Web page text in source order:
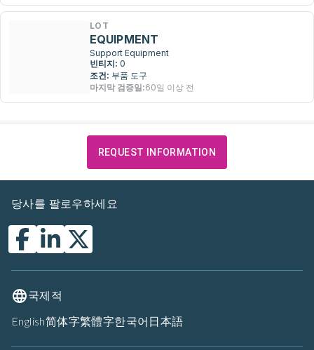
LOT
EQUIPMENT
Support Equipment
빈티지: 0
조건: 부품 도구
마지막 검증일:60일 이상 전
REQUEST INFORMATION
당사를 팔로우하세요
국제적
English简体字繁體字한국어 日本語